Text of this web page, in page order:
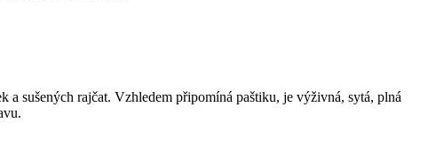
a sušených rajčat. Vzhledem připomíná paštiku, je výživná, sytá, plná